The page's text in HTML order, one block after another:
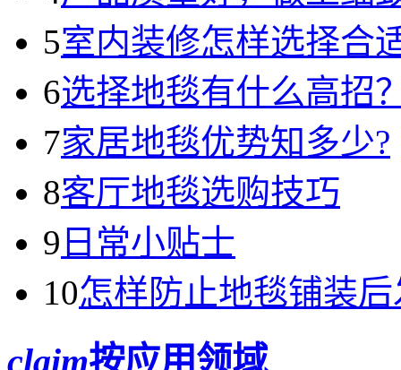
5室内装修怎样选择合
6选择地毯有什么高招
7家居地毯优势知多少?
8客厅地毯选购技巧
9 日常小贴士
10怎样防止地毯铺装
claim按应用领域